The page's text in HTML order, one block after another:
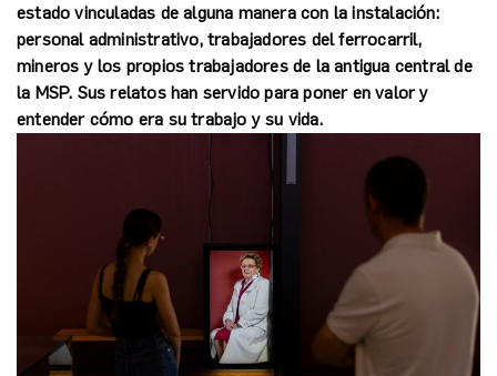
estado vinculadas de alguna manera con la instalación:
personal administrativo, trabajadores del ferrocarril,
mineros y los propios trabajadores de la antigua central de
la MSP. Sus relatos han servido para poner en valor y
entender cómo era su trabajo y su vida.